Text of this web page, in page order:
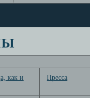
как и
Пресса